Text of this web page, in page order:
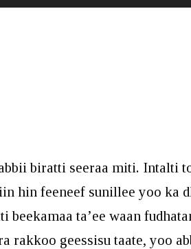
biratti seeraa miti. Intalti
hin feeneef sunillee yoo ka
beekamaa ta’ee waan
geessisu taate, yoo